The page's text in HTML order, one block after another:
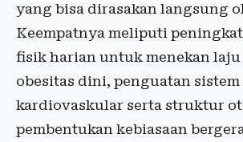
yang bisa dirasakan langsung
Keempatnya meliputi
fisik harian untuk menekan laju
obesitas dini, penguatan sistem
kardiovaskular serta struktur
pembentukan kebiasaan